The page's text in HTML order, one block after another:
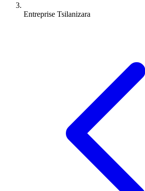
Entreprise Tsilanizara